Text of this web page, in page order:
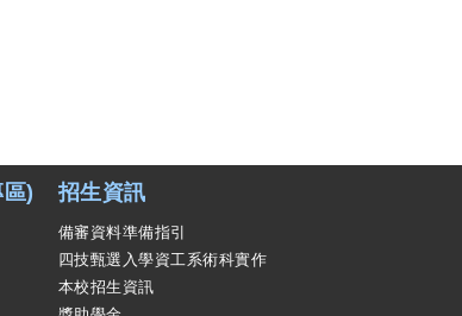
) 招生資訊
備審資料準備指引
四技甄選入學資工系術科實作
本校招生資訊